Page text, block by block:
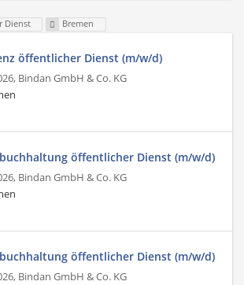
Dienst Bremen
öffentlicher Dienst (m/w/d)
Bindan GmbH & Co. KG
öffentlicher Dienst (m/w/d)
Bindan GmbH & Co. KG
öffentlicher Dienst (m/w/d)
Bindan GmbH & Co. KG